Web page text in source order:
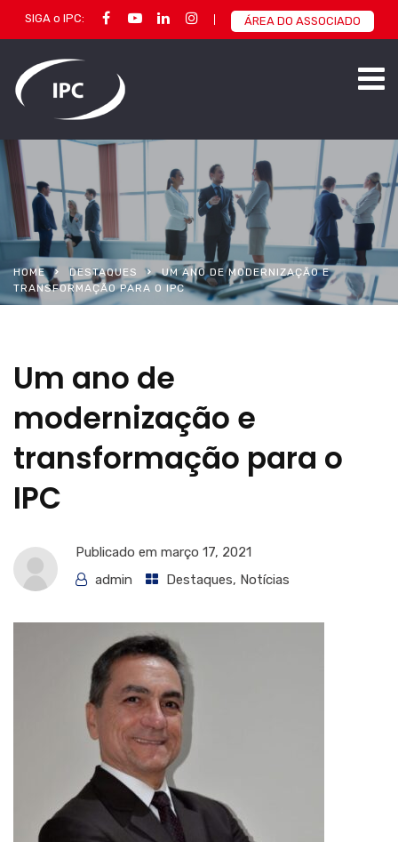
SIGA o IPC: ÁREA DO ASSOCIADO
HOME DESTAQUES
UM ANO DE MODERNIZAÇÃO E
TRANSFORMAÇÃO PARA O IPC
Um ano de
modernização e
transformação para o
IPC
Publicado em março 17, 2021
admin
Destaques, Notícias